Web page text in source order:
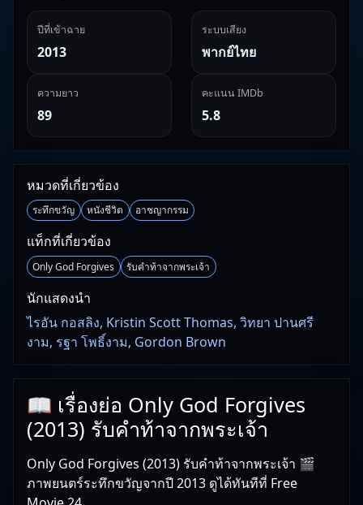
ปีที่เข้าฉาย
2013
ระบบเสียง
พากย์ไทย
ความยาว
89
คะแนน IMDb
5.8
หมวดที่เกี่ยวข้อง
ระทึกขวัญ หนังชีวิต อาชญากรรม
แท็กที่เกี่ยวข้อง
Only God Forgives รับคำท้าจากพระเจ้า
นักแสดงนำ
ไรอัน กอสลิง, Kristin Scott Thomas, วิทยา ปานศรี
งาม, รฐา โพธิ์งาม, Gordon Brown
📖 เรื่องย่อ Only God Forgives
(2013) รับคำท้าจากพระเจ้า
Only God Forgives (2013) รับคำท้าจากพระเจ้า 🎬
ภาพยนตร์ระทึกขวัญจากปี 2013 ดูได้ทันทีที่ Free